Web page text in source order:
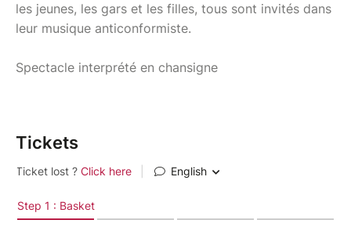
les jeunes, les gars et les filles, tous sont invités dans
leur musique anticonformiste.
Spectacle interprété en chansigne
Tickets